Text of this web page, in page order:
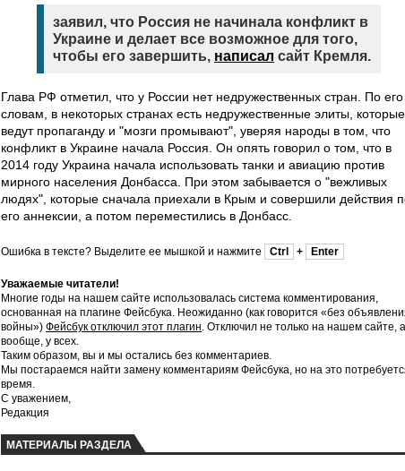
заявил, что Россия не начинала конфликт в
Украине и делает все возможное для того,
чтобы его завершить, написал сайт Кремля.
Глава РФ отметил, что у России нет недружественных стран. По его
словам, в некоторых странах есть недружественные элиты, которые
ведут пропаганду и "мозги промывают", уверяя народы в том, что
конфликт в Украине начала Россия. Он опять говорил о том, что в
2014 году Украина начала использовать танки и авиацию против
мирного населения Донбасса. При этом забывается о "вежливых
людях", которые сначала приехали в Крым и совершили действия
его аннексии, а потом переместились в Донбасс.
Ошибка в тексте? Выделите ее мышкой и нажмите Ctrl + Enter
Уважаемые читатели!
Многие годы на нашем сайте использовалась система комментирования,
основанная на плагине Фейсбука. Неожиданно (как говорится «без
войны») Фейсбук отключил этот плагин. Отключил не только на нашем сайте, а
вообще, у всех.
Таким образом, вы и мы остались без комментариев.
Мы постараемся найти замену комментариям Фейсбука, но на это
время.
С уважением,
Редакция
МАТЕРИАЛЫ РАЗДЕЛА